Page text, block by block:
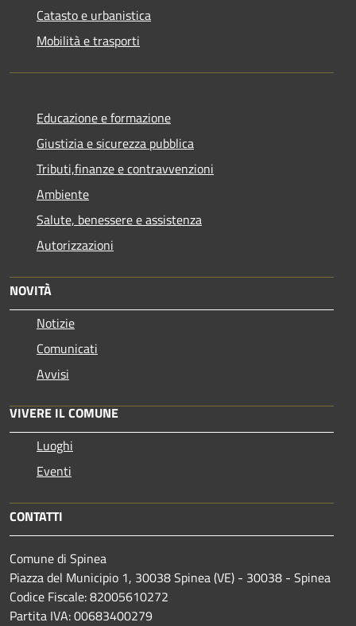
Catasto e urbanistica
Mobilità e trasporti
Educazione e formazione
Giustizia e sicurezza pubblica
Tributi,finanze e contravvenzioni
Ambiente
Salute, benessere e assistenza
Autorizzazioni
NOVITÀ
Notizie
Comunicati
Avvisi
VIVERE IL COMUNE
Luoghi
Eventi
CONTATTI
Comune di Spinea
Piazza del Municipio 1, 30038 Spinea (VE) - 30038 - Spinea
Codice Fiscale: 82005610272
Partita IVA: 00683400279